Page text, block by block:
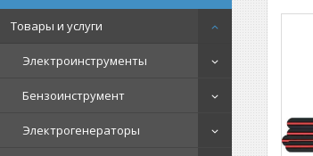
Товары и услуги
Электроинструменты
Бензоинструмент
Электрогенераторы